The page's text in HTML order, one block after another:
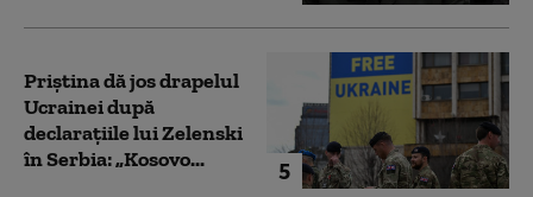
5
Priștina dă jos drapelul
Ucrainei după
declarațiile lui Zelenski
în Serbia: „Kosovo...